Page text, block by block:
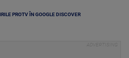
PROTV ÎN GOOGLE DISCOVER